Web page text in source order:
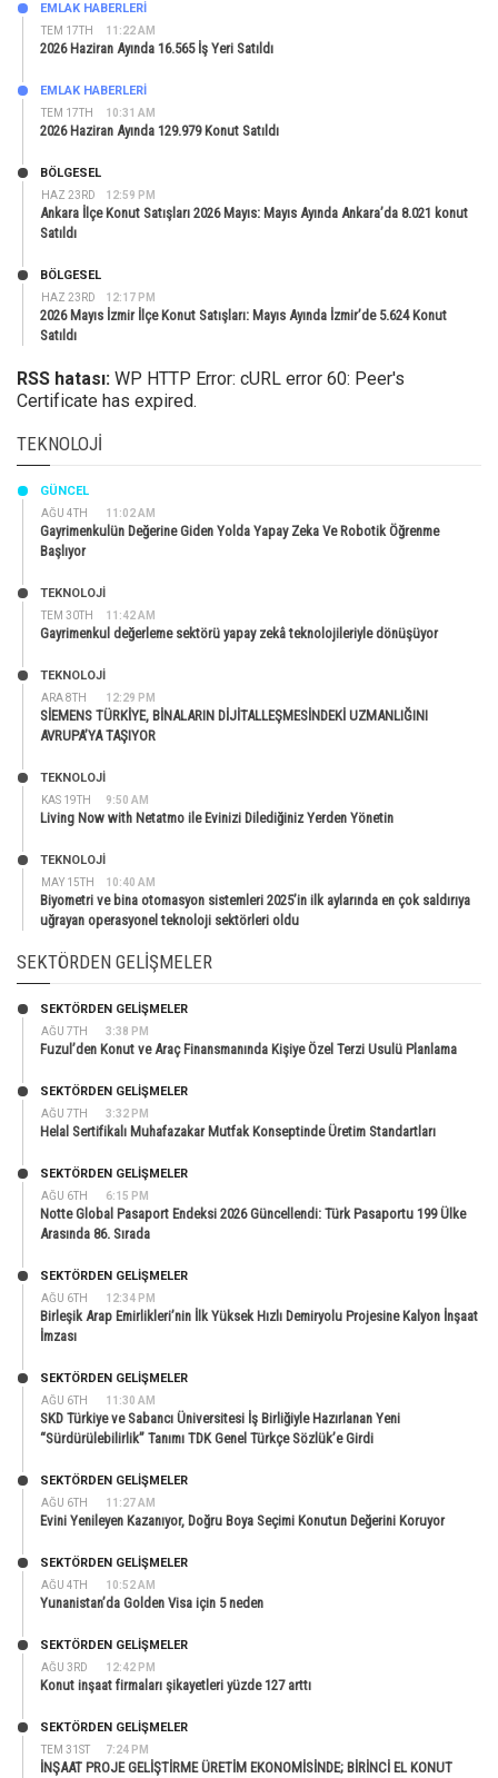
TEM 17TH 11:22 AM
EMLAK HABERLERI
2026 Haziran Ayında 16.565 İş Yeri Satıldı
TEM 17TH 10:31 AM
EMLAK HABERLERI
2026 Haziran Ayında 129.979 Konut Satıldı
HAZ 23RD 12:59 PM
BÖLGESEL
Ankara İlçe Konut Satışları 2026 Mayıs: Mayıs Ayında Ankara’da 8.021 konut
Satıldı
HAZ 23RD 12:17 PM
BÖLGESEL
2026 Mayıs İzmir İlçe Konut Satışları: Mayıs Ayında İzmir’de 5.624 Konut
Satıldı
RSS hatası: WP HTTP Error: cURL error 60: Peer's
Certificate has expired.
TEKNOLOJI
AĞU 4TH 11:02 AM
GÜNCEL
Gayrimenkulün Değerine Giden Yolda Yapay Zeka Ve Robotik Öğrenme
Başlıyor
TEM 30TH 11:42 AM
TEKNOLOJİ
Gayrimenkul değerleme sektörü yapay zekâ teknolojileriyle dönüşüyor
ARA 8TH 12:29 PM
TEKNOLOJİ
SİEMENS TÜRKİYE, BİNALARIN DİJİTALLEŞMESİNDEKİ UZMANLIĞINI
AVRUPA’YA TAŞIYOR
KAS 19TH 9:50 AM
TEKNOLOJİ
Living Now with Netatmo ile Evinizi Dilediğiniz Yerden Yönetin
MAY 15TH 10:40 AM
TEKNOLOJİ
Biyometri ve bina otomasyon sistemleri 2025’in ilk aylarında en çok saldırıya
uğrayan operasyonel teknoloji sektörleri oldu
SEKTÖRDEN GELIŞMELER
AĞU 7TH 3:38 PM
SEKTÖRDEN GELIŞMELER
Fuzul’den Konut ve Araç Finansmanında Kişiye Özel Terzi Usulü Planlama
AĞU 7TH 3:32 PM
SEKTÖRDEN GELIŞMELER
Helal Sertifikalı Muhafazakar Mutfak Konseptinde Üretim Standartları
AĞU 6TH 6:15 PM
SEKTÖRDEN GELIŞMELER
Notte Global Pasaport Endeksi 2026 Güncellendi: Türk Pasaportu 199 Ülke
Arasında 86. Sırada
AĞU 6TH 12:34 PM
SEKTÖRDEN GELIŞMELER
Birleşik Arap Emirlikleri’nin İlk Yüksek Hızlı Demiryolu Projesine Kalyon İnşaat
İmzası
AĞU 6TH 11:30 AM
SEKTÖRDEN GELIŞMELER
SKD Türkiye ve Sabancı Üniversitesi İş Birliğiyle Hazırlanan Yeni
“Sürdürülebilirlik” Tanımı TDK Genel Türkçe Sözlük’e Girdi
AĞU 6TH 11:27 AM
SEKTÖRDEN GELIŞMELER
Evini Yenileyen Kazanıyor, Doğru Boya Seçimi Konutun Değerini Koruyor
AĞU 4TH 10:52 AM
SEKTÖRDEN GELIŞMELER
Yunanistan’da Golden Visa için 5 neden
AĞU 3RD 12:42 PM
SEKTÖRDEN GELIŞMELER
Konut inşaat firmaları şikayetleri yüzde 127 arttı
TEM 31ST 7:24 PM
SEKTÖRDEN GELIŞMELER
İNŞAAT PROJE GELİŞTİRME ÜRETİM EKONOMİSİNDE; BİRİNCİ EL KONUT